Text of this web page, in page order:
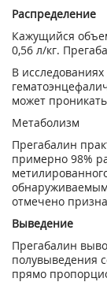
Распределение
Кажущийся
0,56 л/кг.
В
может
Метаболизм
Прегабалин
примерно 98%
обнаруживаемым
отмечено
Выведение
Прегабалин
полувыведения
прямо